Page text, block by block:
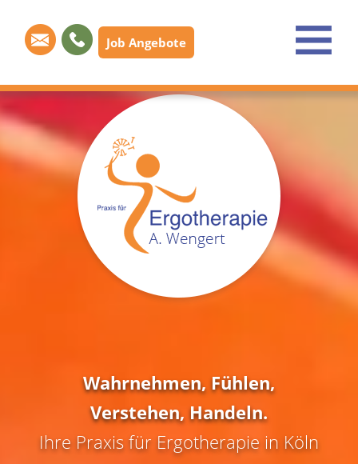
Job Angebote
Praxis
Kinder,
Jugendliche
Familien
KontaktWahrnehmen, Fühlen,
Verstehen, Handeln.
Ihre Praxis für Ergotherapie in Köln